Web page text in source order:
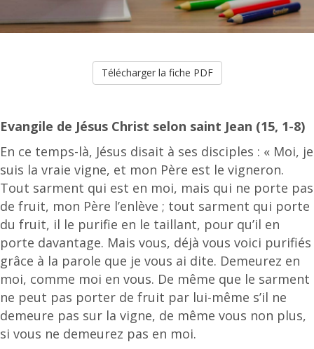
Télécharger la fiche PDF
Evangile de Jésus Christ selon saint Jean (15, 1-8)
En ce temps-là, Jésus disait à ses disciples : « Moi, je
suis la vraie vigne, et mon Père est le vigneron.
Tout sarment qui est en moi, mais qui ne porte pas
de fruit, mon Père l’enlève ; tout sarment qui porte
du fruit, il le purifie en le taillant, pour qu’il en
porte davantage. Mais vous, déjà vous voici purifiés
grâce à la parole que je vous ai dite. Demeurez en
moi, comme moi en vous. De même que le sarment
ne peut pas porter de fruit par lui-même s’il ne
demeure pas sur la vigne, de même vous non plus,
si vous ne demeurez pas en moi.